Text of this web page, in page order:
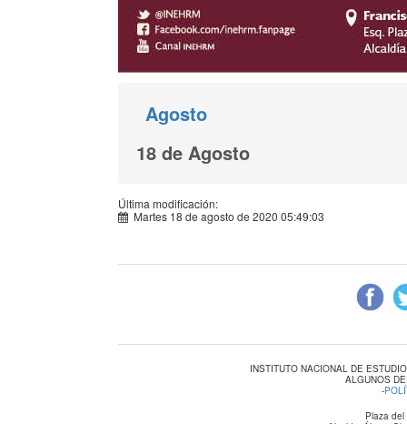
Agosto
18 de Agosto
Última modificación:
Martes 18 de agosto de 2020 05:49:03
INSTITUTO NACIONAL DE
ALGUNOS
-
Plaza